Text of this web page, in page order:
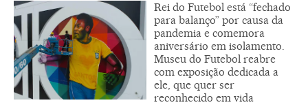
Rei do Futebol está “fechado
para balanço” por causa da
pandemia e comemora
aniversário em isolamento.
Museu do Futebol reabre
com exposição dedicada a
ele, que quer ser
reconhecido em vida